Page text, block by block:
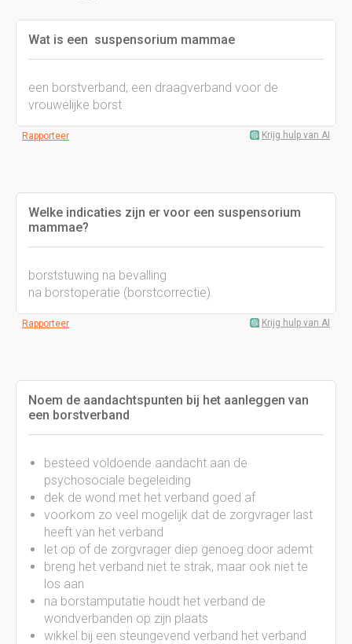
Wat is een suspensorium mammae
een borstverband; een draagverband voor de
vrouwelijke borst
Rapporteer Krijg hulp van AI
Welke indicaties zijn er voor een suspensorium
mammae?
borststuwing na bevalling
na borstoperatie (borstcorrectie)
Rapporteer Krijg hulp van AI
Noem de aandachtspunten bij het aanleggen van
een borstverband
besteed voldoende aandacht aan de
psychosociale begeleiding
dek de wond met het verband goed af
voorkom zo veel mogelijk dat de zorgvrager last
heeft van het verband
let op of de zorgvrager diep genoeg door ademt
breng het verband niet te strak, maar ook niet te
los aan
na borstamputatie houdt het verband de
wondverbanden op zijn plaats
wikkel bij een steungevend verband het verband